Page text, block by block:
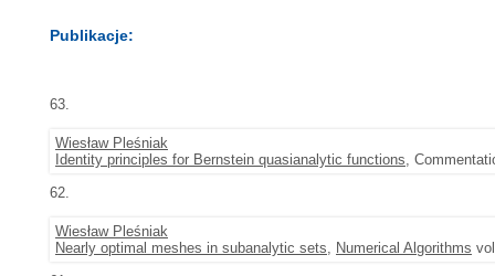
Publikacje:
63.
Wiesław Pleśniak
Identity principles for Bernstein quasianalytic functions,
62.
Wiesław Pleśniak
Nearly optimal meshes in subanalytic sets, Numerical Algorithms